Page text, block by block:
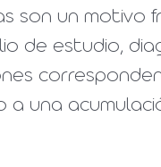
son un
de estudio,
una